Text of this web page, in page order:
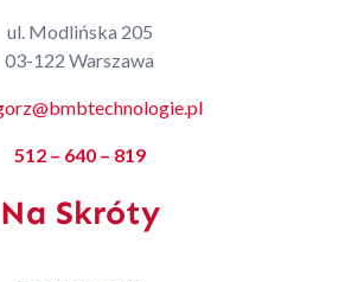
ul. Modlińska 205
03-122 Warszawa
512 – 640 – 819
Na Skróty